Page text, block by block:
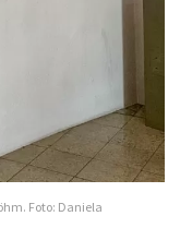
Foto: Daniela